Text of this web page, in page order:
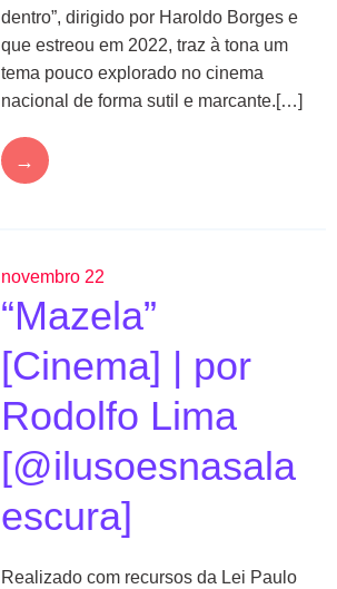
dentro”, dirigido por Haroldo Borges e
que estreou em 2022, traz à tona um
tema pouco explorado no cinema
nacional de forma sutil e marcante.[…]
→
novembro 22
“Mazela”
[Cinema] | por
Rodolfo Lima
[@ilusoesnasala
escura]
Realizado com recursos da Lei Paulo